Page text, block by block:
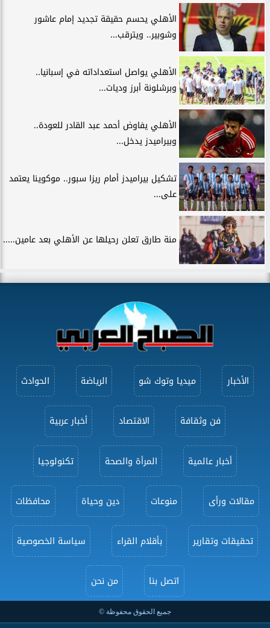
الأهلي يحسم حقيقة تجديد إمام عاشور
وشوبير.. ويترقب...
الأهلي يواصل استعداداته في إسبانيا..
وبرشلونة أبرز وديات...
الأهلي يفاوض أحمد عبد القادر للعودة..
وبيراميدز يدخل...
تشكيل بيراميدز أمام ريزا سبور.. موكوينا يعتمد
على...
منة طارق تعلن رحيلها عن الأهلي بعد عامين.....
الأخبار ميديا وتوك شو الرياضة الحوادث
فن وثقافة الاقتصاد أخبار عربية
أخبار عالمية المرأة والصحة تكنولوجيا
مقالات ورأى منوعات دين وحياة محافظات
تحقيقات وتقارير بأقلام القراء سياسة الخصوصية
اتصل بنا من نحن
جميع الحقوق محفوظة ©